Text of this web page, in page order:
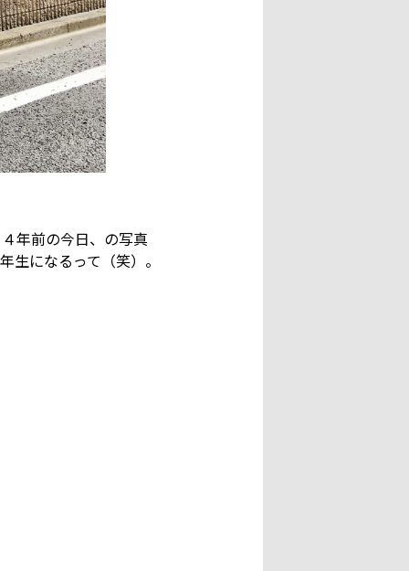
年前の今日、の写真
になるって（笑）。